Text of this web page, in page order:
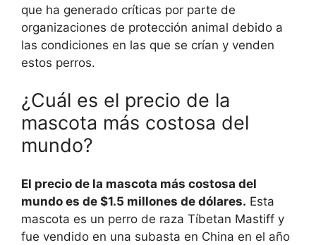
que ha generado críticas por parte de
organizaciones de protección animal debido a
las condiciones en las que se crían y venden
estos perros.
¿Cuál es el precio de la
mascota más costosa del
mundo?
El precio de la mascota más costosa del
mundo es de $1.5 millones de dólares. Esta
mascota es un perro de raza Tíbetan Mastiff y
fue vendido en una subasta en China en el año